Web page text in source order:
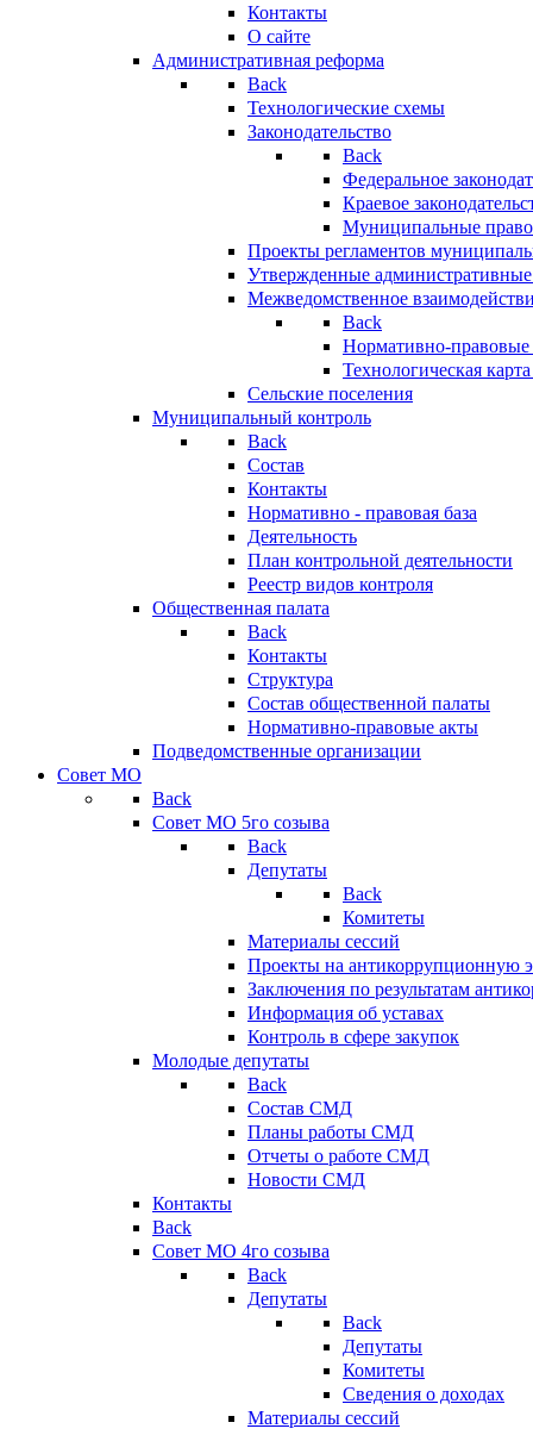
Контакты
О сайте
Административная реформа
Back
Технологические схемы
Законодательство
Back
Федеральное
Краевое
Муниципальные
Проекты регламентов
Утвержденные
Межведомственное
Back
Нормативно-правовые
Технологическая
Сельские поселения
Муниципальный контроль
Back
Состав
Контакты
Нормативно - правовая база
Деятельность
План контрольной деятельности
Реестр видов контроля
Общественная палата
Back
Контакты
Структура
Состав общественной палаты
Нормативно-правовые акты
Подведомственные организации
Совет МО
Back
Совет МО 5го созыва
Back
Депутаты
Back
Комитеты
Материалы сессий
Проекты на антикоррупционную
Заключения по результатам
Информация об уставах
Контроль в сфере закупок
Молодые депутаты
Back
Состав СМД
Планы работы СМД
Отчеты о работе СМД
Новости СМД
Контакты
Back
Совет МО 4го созыва
Back
Депутаты
Back
Депутаты
Комитеты
Сведения о доходах
Материалы сессий